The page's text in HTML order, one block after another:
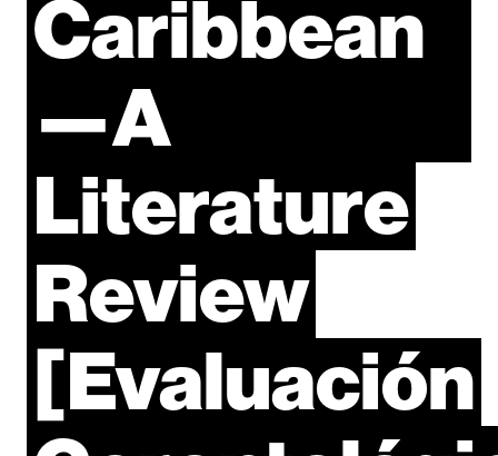
Caribbean
—A
Literature
Review
[Evaluación